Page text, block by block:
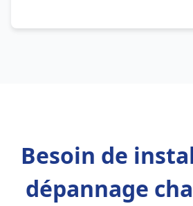
Besoin de
dépannage